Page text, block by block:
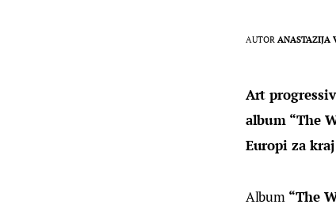
AUTOR ANASTAZIJA
Art
album “The
Europi za
Album “The